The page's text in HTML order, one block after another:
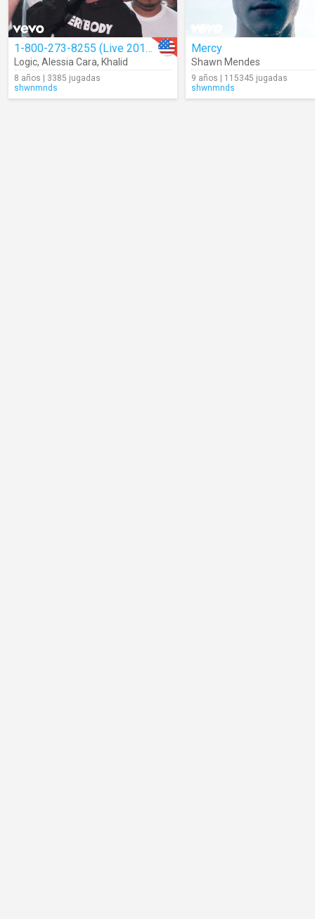
1-800-273-8255 (Live 2017 VMAs)
Logic, Alessia Cara, Khalid
8 años | 3385 jugadas
shwnmnds
Mercy
Shawn Mendes
9 años | 115345 jugadas
shwnmnds